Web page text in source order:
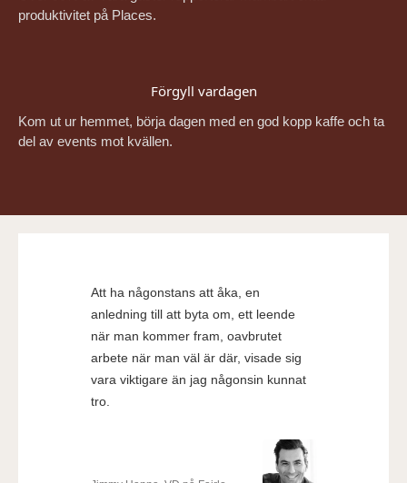
produktivitet på Places.
Förgyll vardagen
Kom ut ur hemmet, börja dagen med en god kopp kaffe och ta
del av events mot kvällen.
Att ha någonstans att åka, en
anledning till att byta om, ett leende
när man kommer fram, oavbrutet
arbete när man väl är där, visade sig
vara viktigare än jag någonsin kunnat
tro.